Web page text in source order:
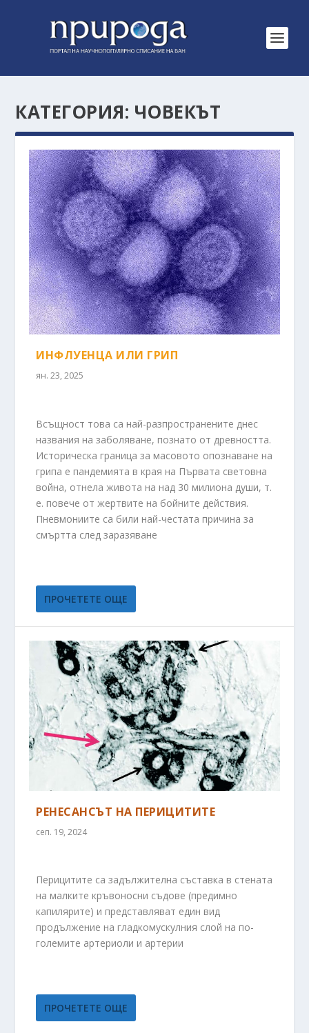
КАТЕГОРИЯ: ЧОВЕКЪТ
ИНФЛУЕНЦА ИЛИ ГРИП
ян. 23, 2025
Всъщност това са най-разпространените днес
названия на заболяване, познато от древността.
Историческа граница за масовото опознаване на
грипа е пандемията в края на Първата световна
война, отнела живота на над 30 милиона души, т.
е. повече от жертвите на бойните действия.
Пневмониите са били най-честата причина за
смъртта след заразяване
ПРОЧЕТЕТЕ ОЩЕ
РЕНЕСАНСЪТ НА ПЕРИЦИТИТЕ
сеп. 19, 2024
Перицитите са задължителна съставка в стената
на малките кръвоносни съдове (предимно
капилярите) и представляват един вид
продължение на гладкомускулния слой на по-
големите артериоли и артерии
ПРОЧЕТЕТЕ ОЩЕ